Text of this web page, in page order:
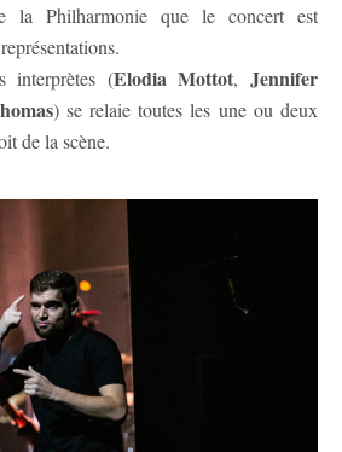
la Philharmonie que le concert est
interprètes (Elodia Mottot,Jennifer
) se relaie toutes les une ou deux
de la scène.